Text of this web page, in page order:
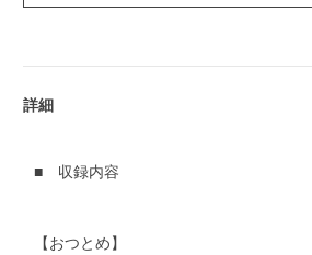
詳細
■ 収録内容
【おつとめ】